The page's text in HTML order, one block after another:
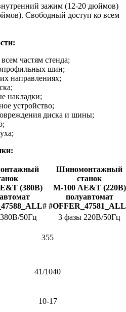
зажим (12-20 дюймов)
Свободный доступ ко всем
частям стенда;
шин;
направлениях;
накладки;
устройство;
диска и шины;
(380В)
Шиномонтажный
станок
М-100 AE&T (220В)
полуавтомат
50Гц
3 фазы 220В/50Гц
355
41/1040
10-17